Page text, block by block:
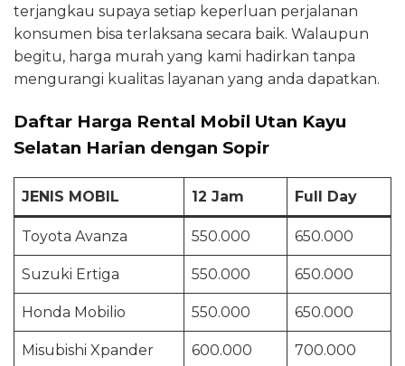
terjangkau supaya setiap keperluan perjalanan
konsumen bisa terlaksana secara baik. Walaupun
begitu, harga murah yang kami hadirkan tanpa
mengurangi kualitas layanan yang anda dapatkan.
Daftar Harga Rental Mobil Utan Kayu
Selatan Harian dengan Sopir
JENIS MOBIL 12 Jam Full Day
Toyota Avanza 550.000 650.000
Suzuki Ertiga 550.000 650.000
Honda Mobilio 550.000 650.000
Misubishi Xpander 600.000 700.000